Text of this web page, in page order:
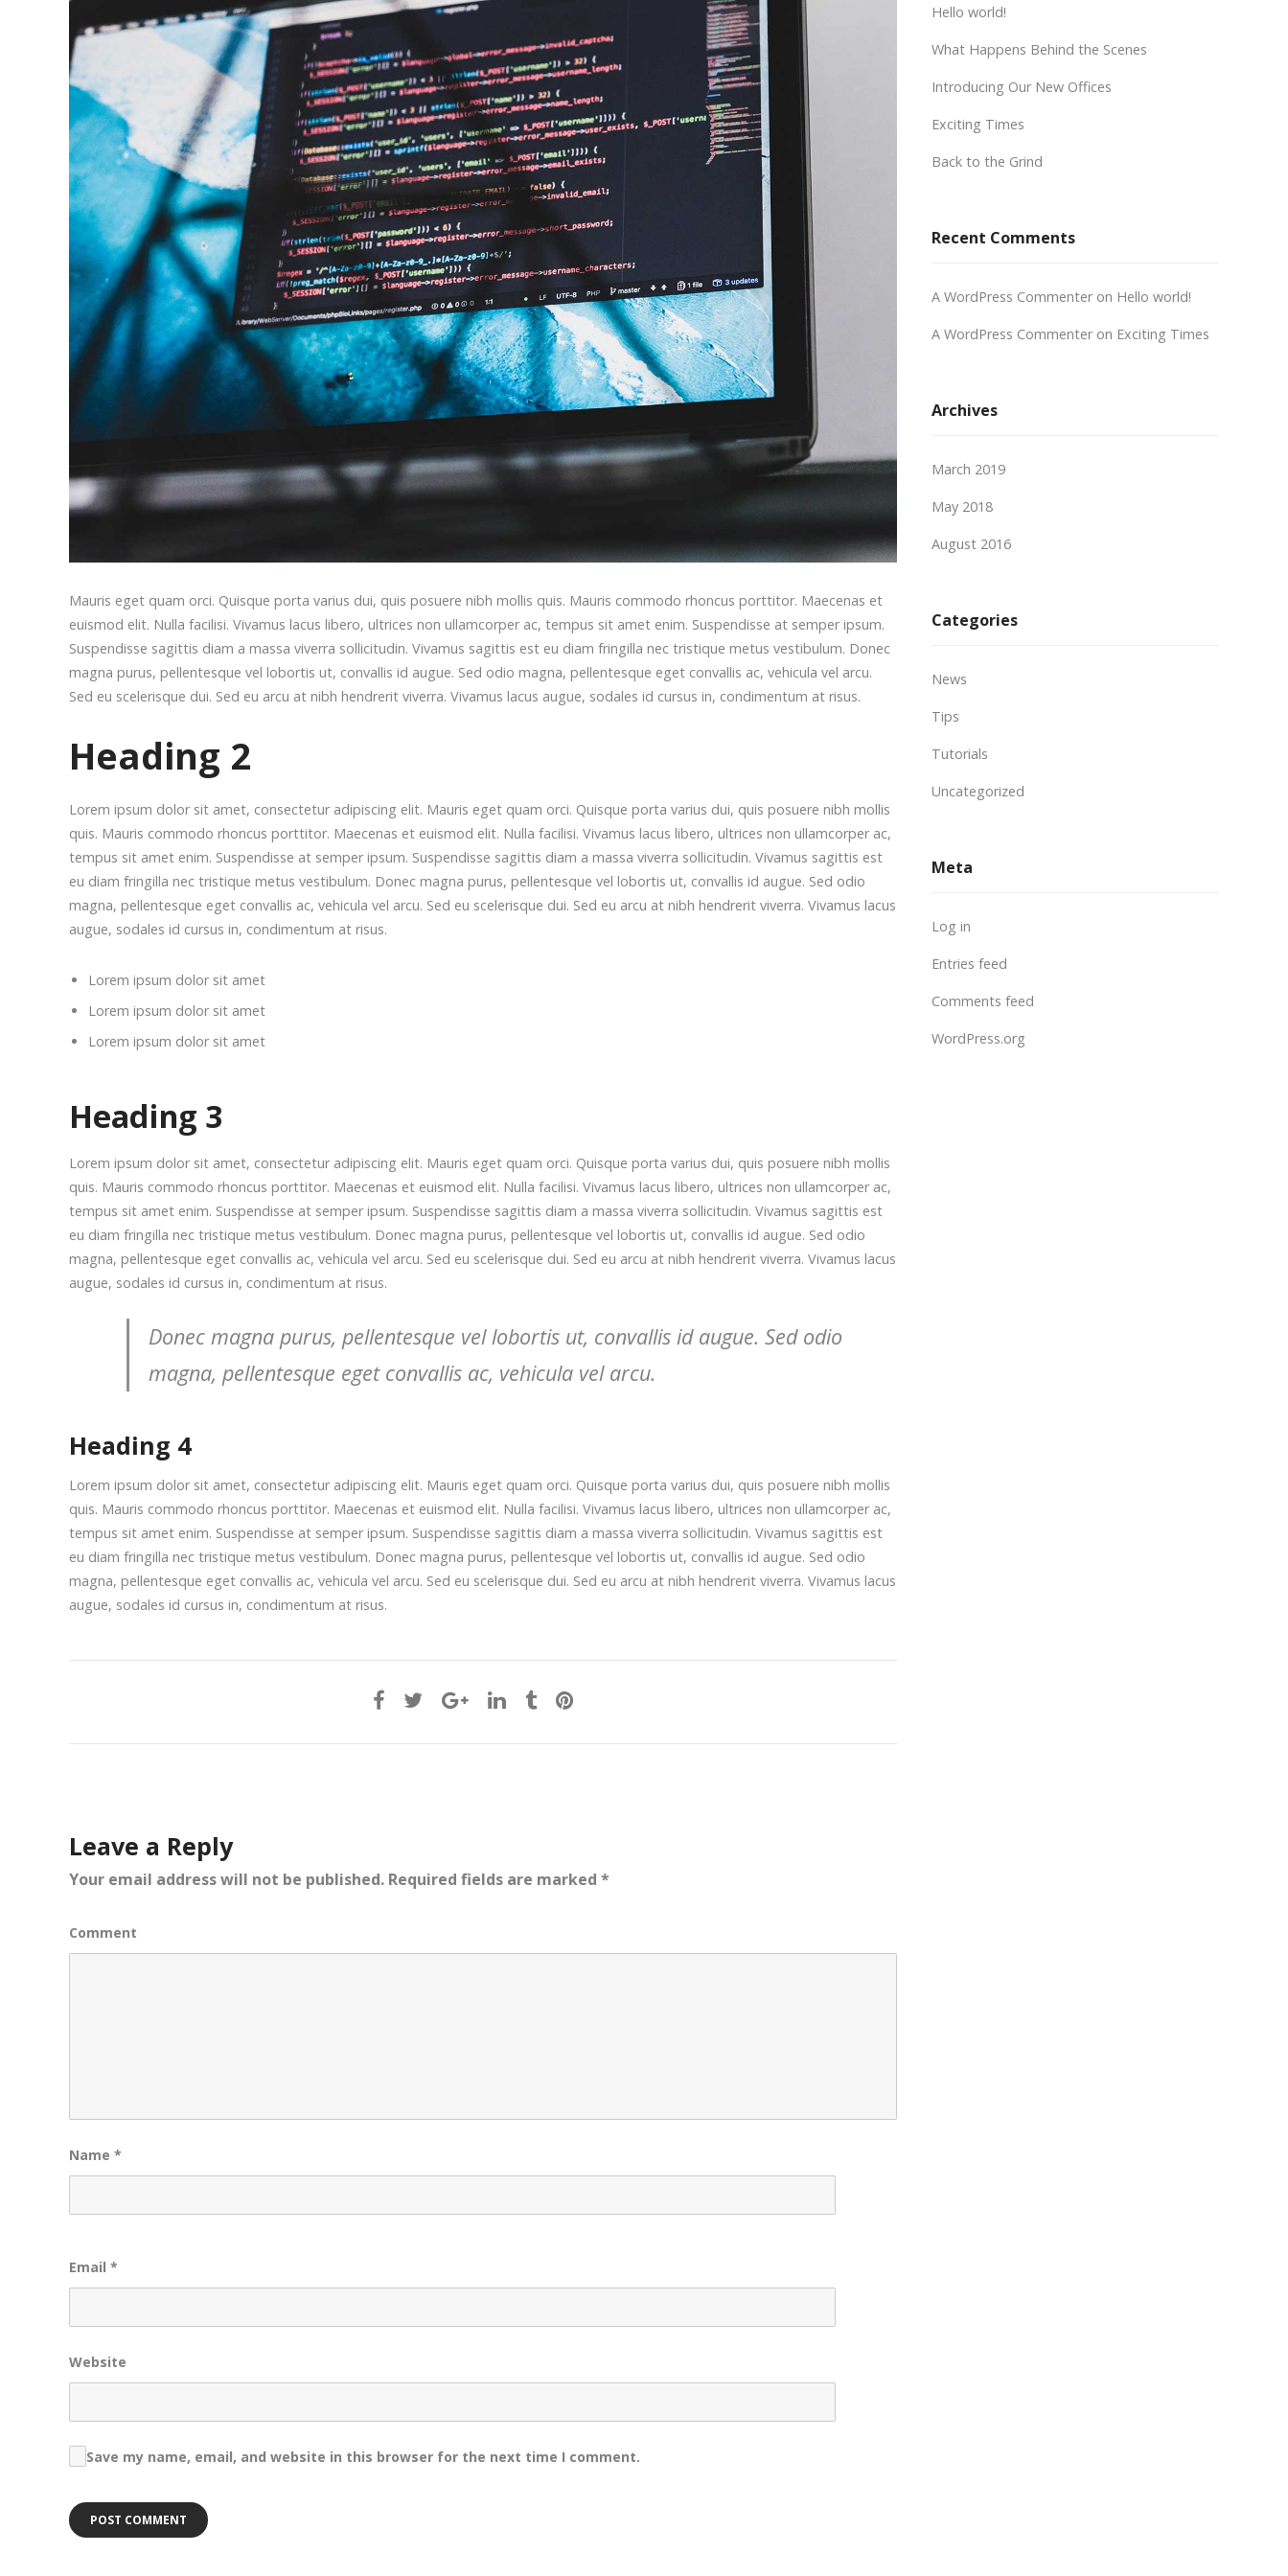
Mauris eget quam orci. Quisque porta varius dui, quis posuere nibh mollis quis. Mauris commodo rhoncus porttitor. Maecenas et
euismod elit. Nulla facilisi. Vivamus lacus libero, ultrices non ullamcorper ac, tempus sit amet enim. Suspendisse at semper ipsum.
Suspendisse sagittis diam a massa viverra sollicitudin. Vivamus sagittis est eu diam fringilla nec tristique metus vestibulum. Donec
magna purus, pellentesque vel lobortis ut, convallis id augue. Sed odio magna, pellentesque eget convallis ac, vehicula vel arcu.
Sed eu scelerisque dui. Sed eu arcu at nibh hendrerit viverra. Vivamus lacus augue, sodales id cursus in, condimentum at risus.
Heading 2
Lorem ipsum dolor sit amet, consectetur adipiscing elit. Mauris eget quam orci. Quisque porta varius dui, quis posuere nibh mollis
quis. Mauris commodo rhoncus porttitor. Maecenas et euismod elit. Nulla facilisi. Vivamus lacus libero, ultrices non ullamcorper ac,
tempus sit amet enim. Suspendisse at semper ipsum. Suspendisse sagittis diam a massa viverra sollicitudin. Vivamus sagittis est
eu diam fringilla nec tristique metus vestibulum. Donec magna purus, pellentesque vel lobortis ut, convallis id augue. Sed odio
magna, pellentesque eget convallis ac, vehicula vel arcu. Sed eu scelerisque dui. Sed eu arcu at nibh hendrerit viverra. Vivamus lacus
augue, sodales id cursus in, condimentum at risus.
Lorem ipsum dolor sit amet
Lorem ipsum dolor sit amet
Lorem ipsum dolor sit amet
Heading 3
Lorem ipsum dolor sit amet, consectetur adipiscing elit. Mauris eget quam orci. Quisque porta varius dui, quis posuere nibh mollis
quis. Mauris commodo rhoncus porttitor. Maecenas et euismod elit. Nulla facilisi. Vivamus lacus libero, ultrices non ullamcorper ac,
tempus sit amet enim. Suspendisse at semper ipsum. Suspendisse sagittis diam a massa viverra sollicitudin. Vivamus sagittis est
eu diam fringilla nec tristique metus vestibulum. Donec magna purus, pellentesque vel lobortis ut, convallis id augue. Sed odio
magna, pellentesque eget convallis ac, vehicula vel arcu. Sed eu scelerisque dui. Sed eu arcu at nibh hendrerit viverra. Vivamus lacus
augue, sodales id cursus in, condimentum at risus.
Donec magna purus, pellentesque vel lobortis ut, convallis id augue. Sed odio
magna, pellentesque eget convallis ac, vehicula vel arcu.
Heading 4
Lorem ipsum dolor sit amet, consectetur adipiscing elit. Mauris eget quam orci. Quisque porta varius dui, quis posuere nibh mollis
quis. Mauris commodo rhoncus porttitor. Maecenas et euismod elit. Nulla facilisi. Vivamus lacus libero, ultrices non ullamcorper ac,
tempus sit amet enim. Suspendisse at semper ipsum. Suspendisse sagittis diam a massa viverra sollicitudin. Vivamus sagittis est
eu diam fringilla nec tristique metus vestibulum. Donec magna purus, pellentesque vel lobortis ut, convallis id augue. Sed odio
magna, pellentesque eget convallis ac, vehicula vel arcu. Sed eu scelerisque dui. Sed eu arcu at nibh hendrerit viverra. Vivamus lacus
augue, sodales id cursus in, condimentum at risus.
Leave a Reply
Your email address will not be published. Required fields are marked *
Comment
Name *
Email *
Website
Save my name, email, and website in this browser for the next time I comment.
Hello world!
What Happens Behind the Scenes
Introducing Our New Offices
Exciting Times
Back to the Grind
Recent Comments
A WordPress Commenteron Hello world!
A WordPress Commenteron Exciting Times
Archives
March 2019
May 2018
August 2016
Categories
News
Tips
Tutorials
Uncategorized
Meta
Log in
Entries feed
Comments feed
WordPress.org